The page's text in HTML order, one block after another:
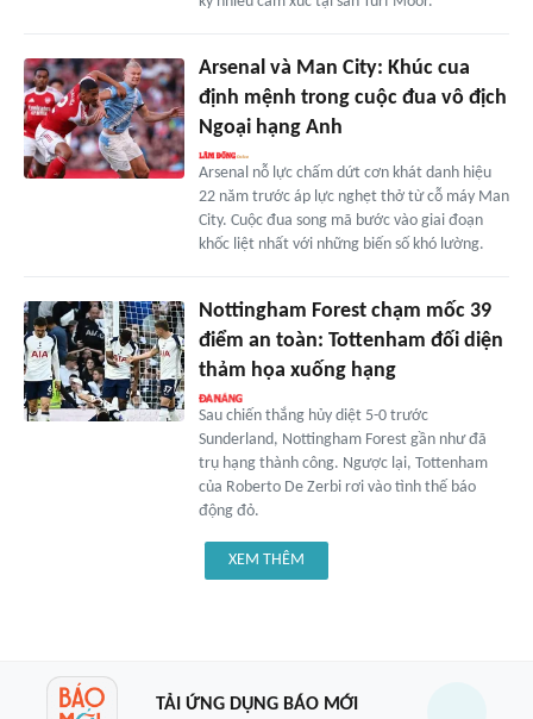
Arsenal và Man City: Khúc cua
định mệnh trong cuộc đua vô địch
Ngoại hạng Anh
Arsenal nỗ lực chấm dứt cơn khát danh hiệu
22 năm trước áp lực nghẹt thở từ cỗ máy Man
City. Cuộc đua song mã bước vào giai đoạn
khốc liệt nhất với những biến số khó lường.
Nottingham Forest chạm mốc 39
điểm an toàn: Tottenham đối diện
thảm họa xuống hạng
Sau chiến thắng hủy diệt 5-0 trước
Sunderland, Nottingham Forest gần như đã
trụ hạng thành công. Ngược lại, Tottenham
của Roberto De Zerbi rơi vào tình thế báo
động đỏ.
XEM THÊM
TẢI ỨNG DỤNG BÁO MỚI